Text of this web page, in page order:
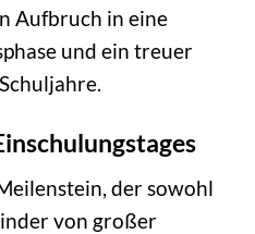
Aufbruch in eine
und ein treuer
der sowohl
von großer